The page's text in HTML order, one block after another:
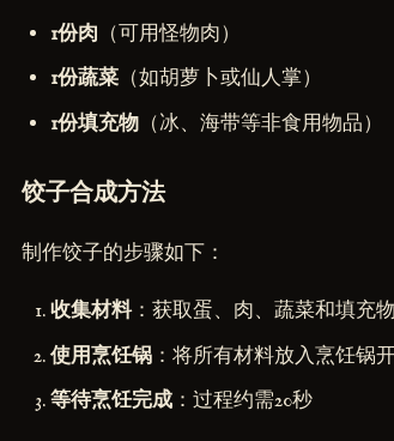
1份肉 （可用怪物肉）
1份蔬菜 （如胡萝卜或仙人掌）
1份填充物 （冰、海带等非食用物品）
饺子合成方法
制作饺子的步骤如下：
收集材料：获取蛋、肉、蔬菜和填充
使用烹饪锅 ：将所有材料放入烹饪锅
等待烹饪完成 ：过程约需20秒